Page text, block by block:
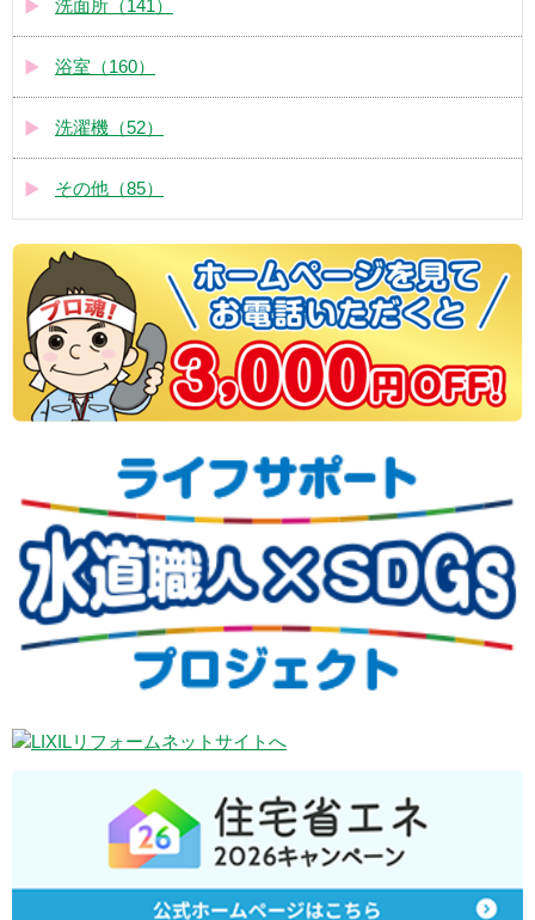
洗面所（141）
浴室（160）
洗濯機（52）
その他（85）